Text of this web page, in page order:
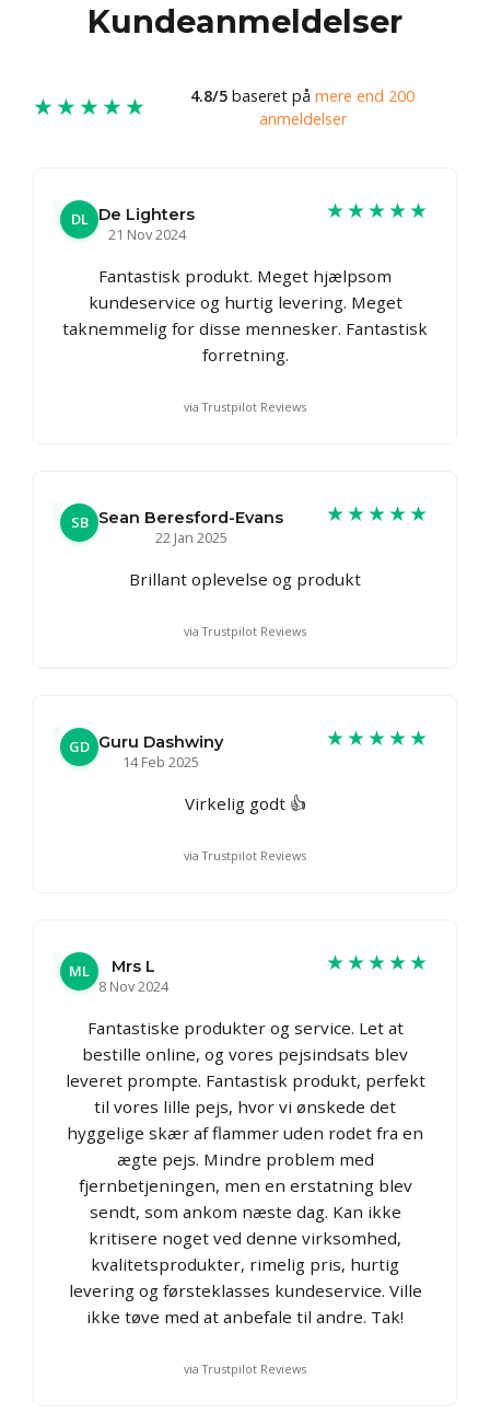
Kundeanmeldelser
★★★★★ 4.8/5 baseret på mere end 200
anmeldelser
DL De Lighters
21 Nov 2024
★★★★★
Fantastisk produkt. Meget hjælpsom
kundeservice og hurtig levering. Meget
taknemmelig for disse mennesker. Fantastisk
forretning.
via Trustpilot Reviews
SB Sean Beresford-Evans
22 Jan 2025
★★★★★
Brillant oplevelse og produkt
via Trustpilot Reviews
GD Guru Dashwiny
14 Feb 2025
★★★★★
Virkelig godt 👍
via Trustpilot Reviews
ML
Mrs L
8 Nov 2024
★★★★★
Fantastiske produkter og service. Let at
bestille online, og vores pejsindsats blev
leveret prompte. Fantastisk produkt, perfekt
til vores lille pejs, hvor vi ønskede det
hyggelige skær af flammer uden rodet fra en
ægte pejs. Mindre problem med
fjernbetjeningen, men en erstatning blev
sendt, som ankom næste dag. Kan ikke
kritisere noget ved denne virksomhed,
kvalitetsprodukter, rimelig pris, hurtig
levering og førsteklasses kundeservice. Ville
ikke tøve med at anbefale til andre. Tak!
via Trustpilot Reviews